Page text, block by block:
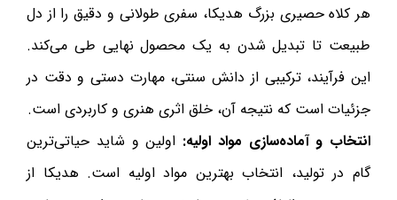
هر کلاه حصیری بزرگ هدیکا، سفری طولانی و دقیق را از دل
طبیعت تا تبدیل شدن به یک محصول نهایی طی می‌کند.
این فرآیند، ترکیبی از دانش سنتی، مهارت دستی و دقت در
جزئیات است که نتیجه آن، خلق اثری هنری و کاربردی است.
انتخاب و آماده‌سازی مواد اولیه: اولین و شاید حیاتی‌ترین
گام در تولید، انتخاب بهترین مواد اولیه است. هدیکا از